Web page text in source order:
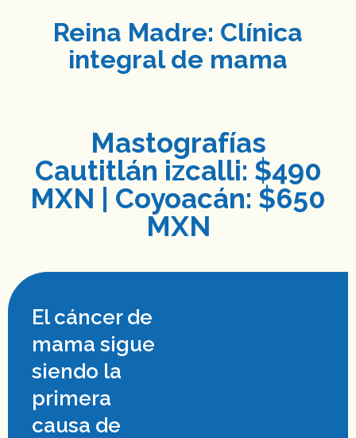
Reina Madre: Clínica
integral de mama
Mastografías
Cautitlán izcalli: $490
MXN | Coyoacán: $650
MXN
El cáncer de
mama sigue
siendo la
primera
causa de